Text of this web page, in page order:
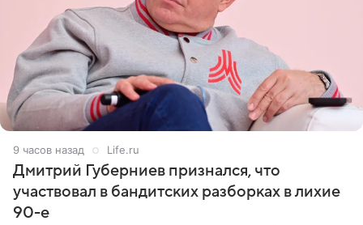
9 часов назад Life.ru
Дмитрий Губерниев признался, что
участвовал в бандитских разборках в лихие
90-е